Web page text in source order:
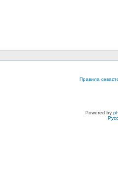
Правила
Powered by